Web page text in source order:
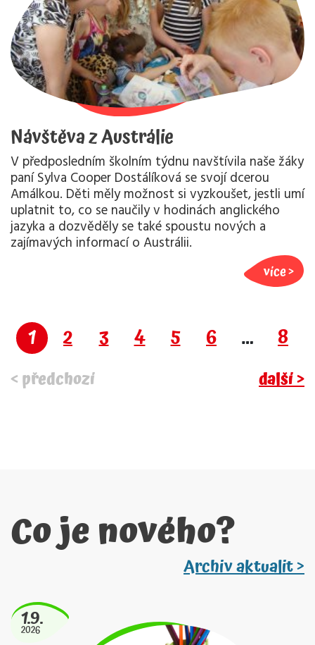
Návštěva z Austrálie
V předposledním školním týdnu navštívila naše žáky
paní Sylva Cooper Dostálíková se svojí dcerou
Amálkou. Děti měly možnost si vyzkoušet, jestli umí
uplatnit to, co se naučily v hodinách anglického
jazyka a dozvěděly se také spoustu nových a
zajímavých informací o Austrálii.
více
< předchozí
1 2 3 4 5 6 … 8
další >
Co je nového?
Archiv aktualit >
1.9.
2026